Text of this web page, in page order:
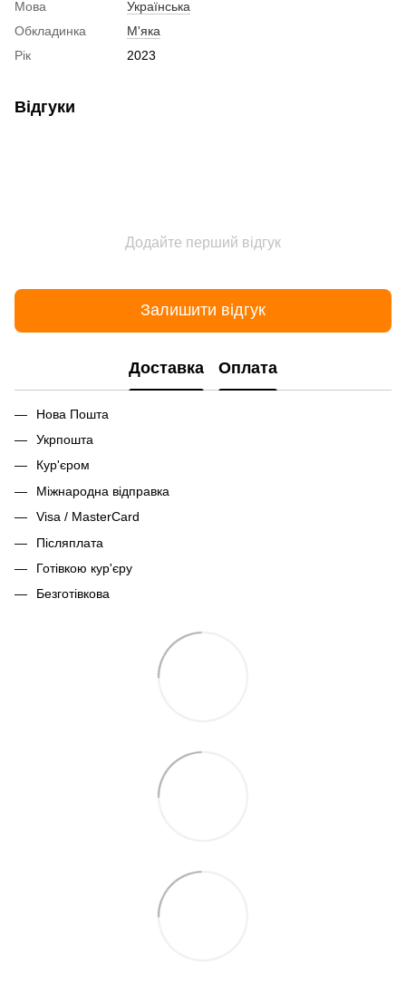
Мова
Українська
Обкладинка
М'яка
Рік
2023
Відгуки
Додайте перший відгук
Залишити відгук
Доставка Оплата
Нова Пошта
Укрпошта
Кур'єром
Міжнародна відправка
Visa / MasterCard
Післяплата
Готівкою кур'єру
Безготівкова